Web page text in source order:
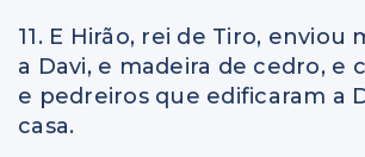
11. E Hirão, rei de Tiro, enviou
a Davi, e madeira de cedro, e
e pedreiros que edificaram a
casa.